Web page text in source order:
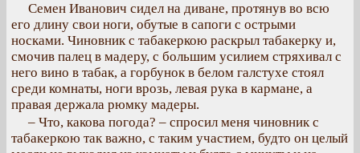
Семен Иванович сидел на диване, протянув во всю
его длину свои ноги, обутые в сапоги с острыми
носками. Чиновник с табакеркою раскрыл табакерку и,
смочив палец в мадеру, с большим усилием стряхивал с
него вино в табак, а горбунок в белом галстухе стоял
среди комнаты, ноги врозь, левая рука в кармане, а
правая держала рюмку мадеры.
– Что, какова погода? – спросил меня чиновник с
табакеркою так важно, с таким участием, будто он целый